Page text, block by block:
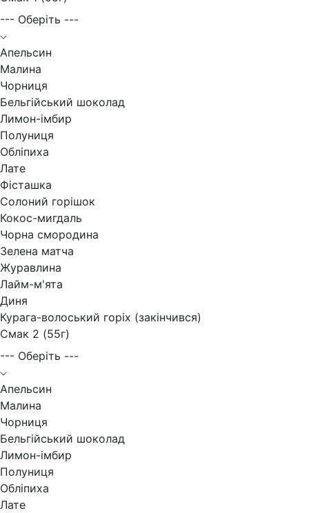
--- Оберіть ---
Апельсин
Малина
Чорниця
Бельгійський шоколад
Лимон-імбир
Полуниця
Обліпиха
Лате
Фісташка
Солоний горішок
Кокос-мигдаль
Чорна смородина
Зелена матча
Журавлина
Лайм-м'ята
Диня
Курага-волоський горіх (закінчився)
Смак 2 (55г)
--- Оберіть ---
Апельсин
Малина
Чорниця
Бельгійський шоколад
Лимон-імбир
Полуниця
Обліпиха
Лате